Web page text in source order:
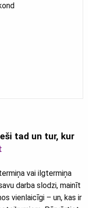
tad un tur, kur
vai ilgtermiņa
darba slodzi, mainīt
vienlaicīgi – un, kas ir